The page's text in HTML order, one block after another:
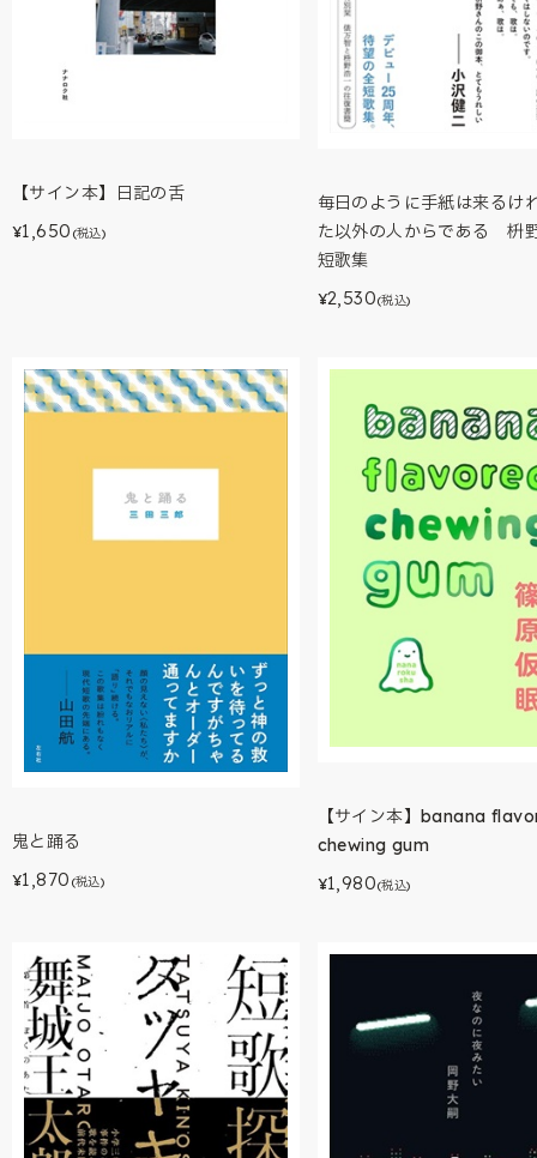
【サイン本】日記の舌
¥1,650 (税込)
毎日のように手紙は来るけ
た以外の人からである 枡
短歌集
¥2,530(税込)
鬼と踊る
¥1,870 (税込)
【サイン本】banana
chewing gum
¥1,980(税込)